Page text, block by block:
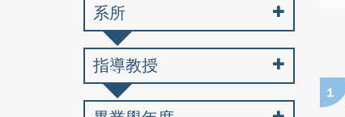
1
系所
指導教授